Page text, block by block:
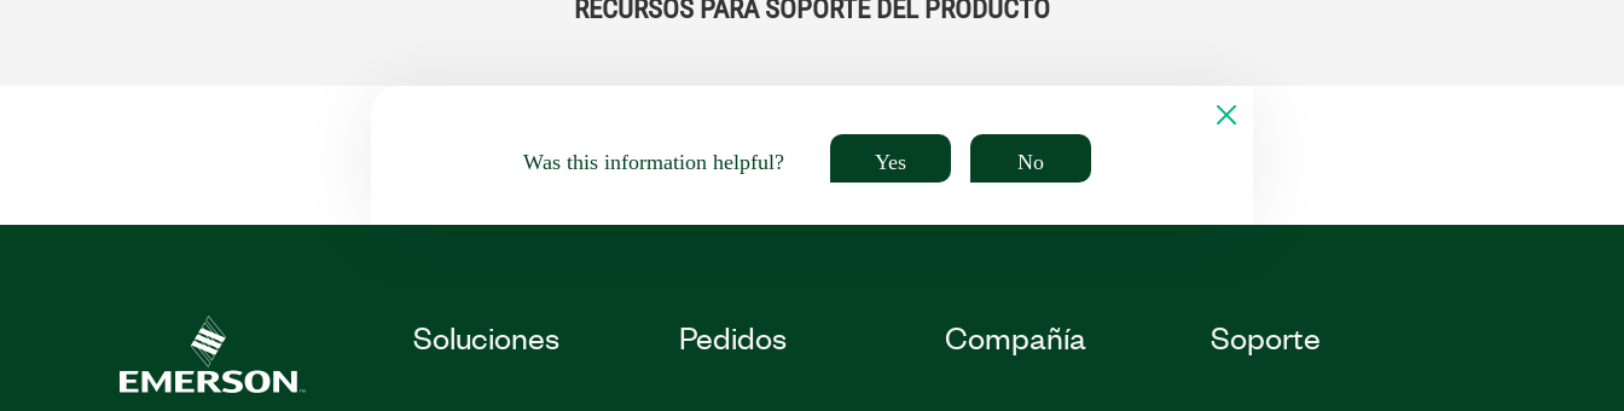
RECURSOS PARA SOPORTE DEL PRODUCTO
Was this information helpful? Yes No
Soluciones Pedidos Compañía Soporte